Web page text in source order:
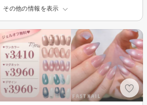
その他の情報を表示